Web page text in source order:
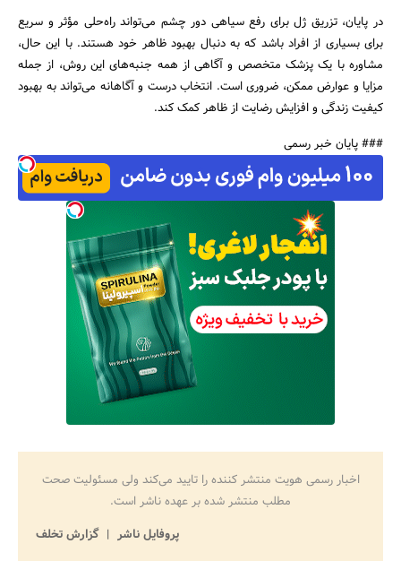
در پایان، تزریق ژل برای رفع سیاهی دور چشم می‌تواند راه‌حلی مؤثر و سریع
برای بسیاری از افراد باشد که به دنبال بهبود ظاهر خود هستند. با این حال،
مشاوره با یک پزشک متخصص و آگاهی از همه جنبه‌های این روش، از جمله
مزایا و عوارض ممکن، ضروری است. انتخاب درست و آگاهانه می‌تواند به بهبود
کیفیت زندگی و افزایش رضایت از ظاهر کمک کند.
### پایان خبر رسمی
اخبار رسمی هویت منتشر کننده را تایید می‌کند ولی مسئولیت صحت
مطلب منتشر شده بر عهده ناشر است.
پروفایل ناشر
گزارش تخلف